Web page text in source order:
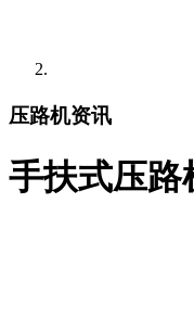
压路机资讯
手扶式压路